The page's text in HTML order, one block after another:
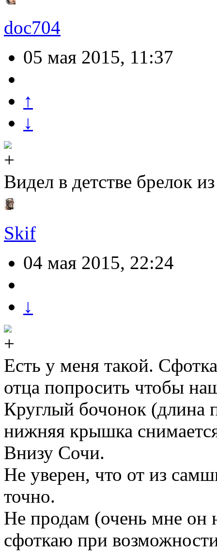
doc704
05 мая 2015, 11:37
↑
↓
Видел в детстве брелок
Skif
04 мая 2015, 22:24
↓
Есть у меня такой.
отца попросить чтобы
Круглый бочонок (длина
нижняя крышка
Внизу Сочи.
Не уверен, что от из
точно.
Не продам (очень мне он
сфоткаю при